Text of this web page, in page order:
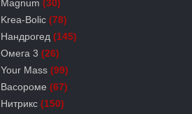
Magnum (30)
Krea-Bolic (78)
Нандрогед (145)
Омега 3 (26)
Your Mass (99)
Васороме (67)
Нитрикс (150)